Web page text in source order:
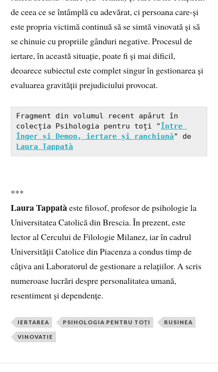
de ceea ce se întâmplă cu adevărat, ci persoana care-și
este propria victimă continuă să se simtă vinovată și să
se chinuie cu propriile gânduri negative. Procesul de
iertare, în această situație, poate fi și mai dificil,
deoarece subiectul este complet singur în gestionarea și
evaluarea gravității prejudiciului provocat.
Fragment din volumul recent apărut în
colecția Psihologia pentru toți "Între
Înger și Demon, iertare și ranchiună
Laura Tappatà
***
Laura Tappatàeste filosof, profesor de psihologie la
Universitatea Catolică din Brescia. În prezent, este
lector al Cercului de Filologie Milanez, iar în cadrul
Universității Catolice din Piacenza a condus timp de
câțiva ani Laboratorul de gestionare a relațiilor. A scris
numeroase lucrări despre personalitatea umană,
resentiment și dependențe.
IERTAREA PSIHOLOGIA PENTRU TOȚI RUSINEA
VINOVATIE